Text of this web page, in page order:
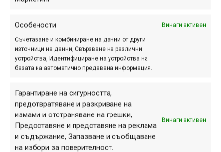
Особености Винаги активен
Съчетаване и комбиниране на данни от други
източници на данни, Свързване на различни
устройства, Идентифициране на устройства на
базата на автоматично предавана информация.
Гарантиране на сигурността,
предотвратяване и разкриване на
измами и отстраняване на грешки,
Предоставяне и представяне на реклама
и съдържание, Запазване и съобщаване
на избори за поверителност.
Винаги активен
Linkage, привидно остава същата – с реална опорна
точка, около която се завърта задното рамо, но с
допълнителни ставни връзки, задвижващи задния
Nukeproof обясняват, че са увеличили чувствителността
в началото на хода, след това окачването се втвърдява,
за да осигури поддръжка в средната част, а към края
става леко регресивно, за да може да се ползва по-
голяма част от хода му, който е 200 мм. Според